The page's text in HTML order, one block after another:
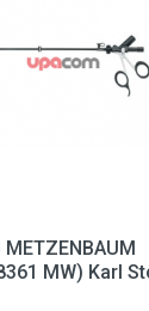
MW) Karl